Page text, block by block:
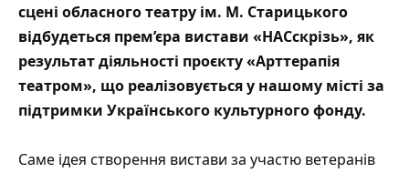
сцені обласного театру ім. М. Старицького
відбудеться прем’єра вистави «НАСскрізь», як
результат діяльності проєкту «Арттерапія
театром», що реалізовується у нашому місті за
підтримки Українського культурного фонду.
Саме ідея створення вистави за участю ветеранів